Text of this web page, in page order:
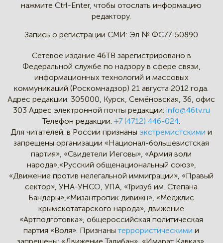
нажмите Ctrl-Enter, чтобы отослать информацию
редактору.
Запись о регистрации СМИ: Эл № ФС77-50890
Сетевое издание 46ТВ зарегистрировано в
Федеральной службе по надзору в сфере связи,
информационных технологий и массовых
коммуникаций (Роскомнадзор) 21 августа 2012 года.
Адрес редакции: 305000, Курск, Семёновская, 36, офис
303 Адрес электронной почты редакции: info@46tv.ru
Телефон редакции: +7 (4712) 446-024.
Для читателей: в России признаныэкстремистскими и
запрещены организации «Национал-большевистская
партия», «Свидетели Иеговы», «Армия воли
народа»,«Русский общенациональный союз»,
«Движение против нелегальной иммиграции», «Правый
сектор», УНА-УНСО, УПА, «Тризуб им. Степана
Бандеры»,«Мизантропик дивижн», «Меджлис
крымскотатарского народа», движение
«Артподготовка», общероссийская политическая
партия «Воля». Признанытеррористическими и